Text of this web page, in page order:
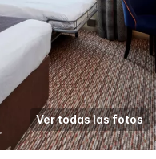
Ver todas las fotos